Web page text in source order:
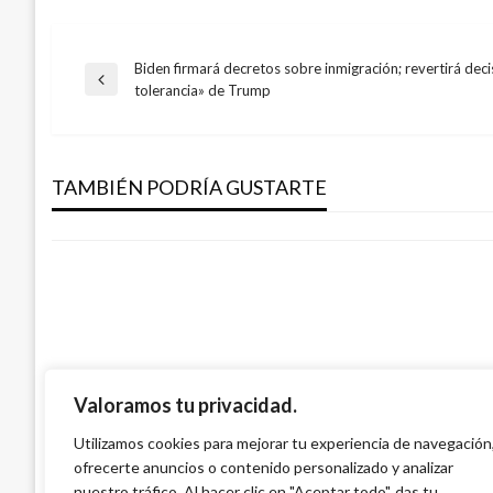
Valoramos tu privacidad.
Utilizamos cookies para mejorar tu experiencia de navegación,
ofrecerte anuncios o contenido personalizado y analizar
Navegación
entradas
Entrada
Biden firmará decretos sobre inmigración; revertirá
tolerancia» de Trump
TAMBIÉN PODRÍA GUSTARTE
en designación de Tribunal de Paz
Manuel Reyes Beltran miércoles agosto 31, 2016
POLÍTICA
Cambio Radical levantará mesa con el
Presidencia